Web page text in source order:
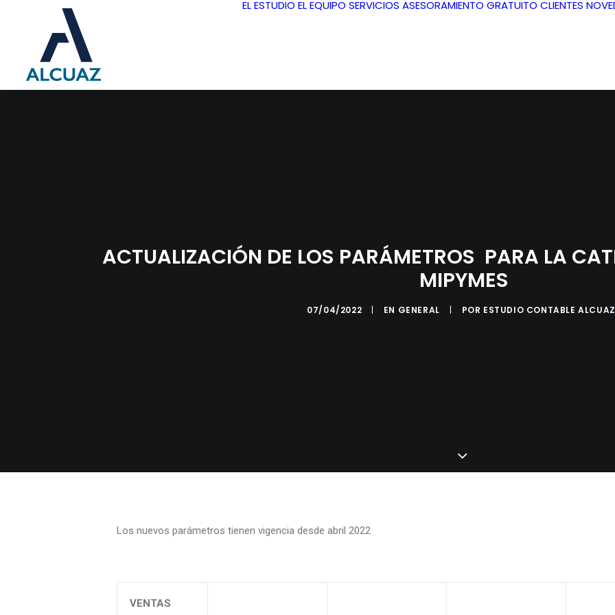
EL ESTUDIO EL EQUIPO SERVICIOS ASESORAMIENTO GRATUITO CLIENTES
ACTUALIZACIÓN DE LOS PARÁMETROS PARA LA
MIPYMES
07/04/2022 | EN GENERAL | POR ESTUDIO CONTABLE ALCUAZ
Los nuevos parámetros tienen vigencia desde abril 2022
VENTAS